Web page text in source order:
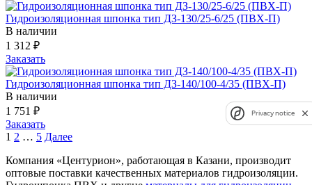
Гидроизоляционная шпонка тип ДЗ-130/25-6/25 (ПВХ-П)
В наличии
1 312 ₽
Заказать
Гидроизоляционная шпонка тип ДЗ-140/100-4/35 (ПВХ-П)
В наличии
1 751 ₽
Заказать
Пагинация
записей
1 2 … 5 Далее
Компания «Центурион», работающая в Казани, производит
оптовые поставки качественных материалов гидроизоляции.
Privacy notice